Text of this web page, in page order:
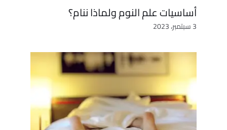
أساسيات علم النوم ولماذا ننام؟
3 سبتمبر، 2023